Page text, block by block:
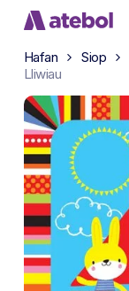
Skip
main
content
Hafan Siop
Lliwiau